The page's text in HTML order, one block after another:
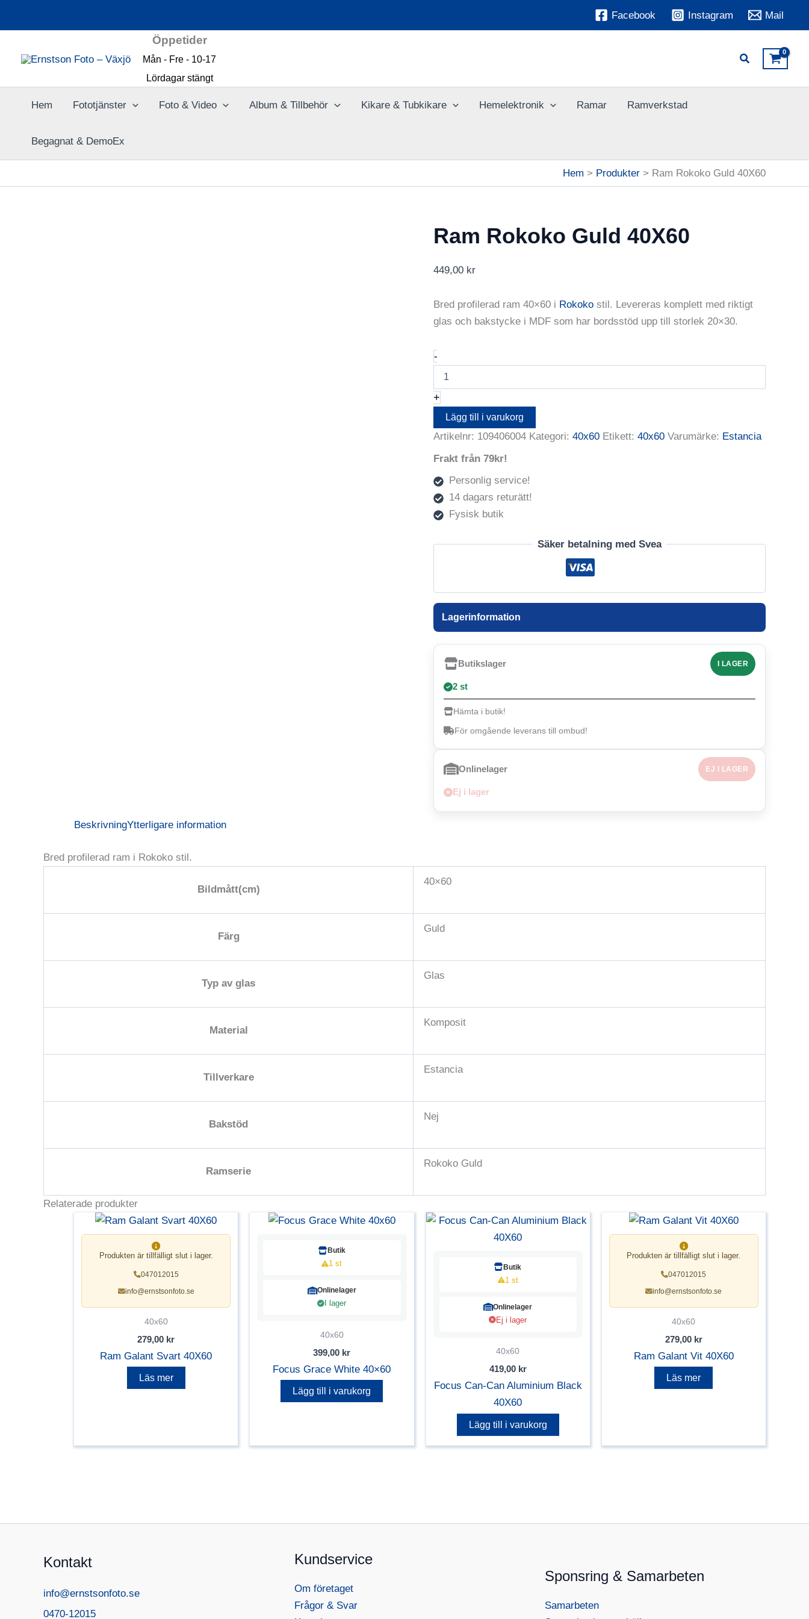
Facebook Instagram Mail
Öppetider
Mån - Fre - 10-17
Lördagar stängt
Hem Fototjänster Foto & Video Album & Tillbehör Kikare & Tubkikare Hemelektronik Ramar Ramverkstad
Begagnat & DemoEx
Hem Produkter Ram Rokoko Guld 40X60
Ram Rokoko Guld 40X60
449,00 kr
Bred profilerad ram 40×60 i Rokoko stil. Levereras komplett med riktigt
glas och bakstycke i MDF som har bordsstöd upp till storlek 20×30.
-Ram
Rokoko
Guld
40X60
mängd
+
Lägg till i varukorg
Artikelnr: 109406004 Kategori: 40x60 Etikett: 40x60 Varumärke: Estancia
Frakt från 79kr!
Personlig service!
14 dagars returätt!
Fysisk butik
Säker betalning med Svea
Lagerinformation
Butikslager I LAGER
2 st
Hämta i butik!
För omgående leverans till ombud!
Onlinelager EJ I LAGER
Ej i lager
BeskrivningYtterligare information
Bred profilerad ram i Rokoko stil.
Bildmått(cm)
40×60
Färg
Guld
Typ av glas
Glas
Material
Komposit
Tillverkare
Estancia
Bakstöd
Nej
Ramserie
Rokoko Guld
Relaterade produkter
Produkten är tillfälligt slut i lager.
047012015
info@ernstsonfoto.se
40x60
279,00 kr
Ram Galant Svart 40X60
Läs mer
Butik
1 st
Onlinelager
I lager
40x60
399,00 kr
Focus Grace White 40×60
Lägg till i varukorg
Butik
1 st
Onlinelager
Ej i lager
40x60
419,00 kr
Focus Can-Can Aluminium Black
40X60
Lägg till i varukorg
Produkten är tillfälligt slut i lager.
047012015
info@ernstsonfoto.se
40x60
279,00 kr
Ram Galant Vit 40X60
Läs mer
Kontakt
info@ernstsonfoto.se
0470-12015
Kundservice
Om företaget
Frågor & Svar
Sponsring & Samarbeten
Samarbeten